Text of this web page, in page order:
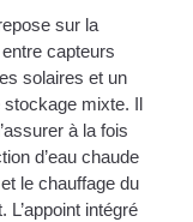
sur la
capteurs
solaires et un
stockage mixte. Il
à la fois
d’eau chaude
le chauffage du
L’appoint intégré